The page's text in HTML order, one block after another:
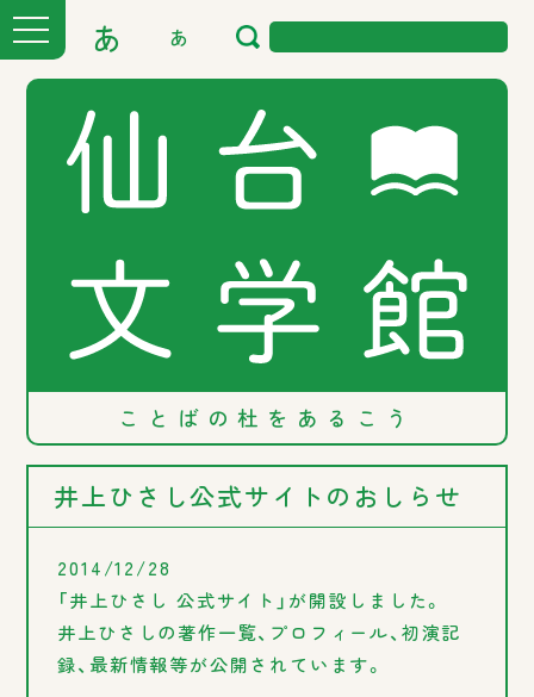
あ あ
ことばの 杜を あるこう
井上ひさし公式サイトのおしらせ
2014/12/28
「井上ひさし 公式サイト」が開設しました。
井上ひさしの著作一覧、プロフィール、初演記
録、最新情報等が公開されています。